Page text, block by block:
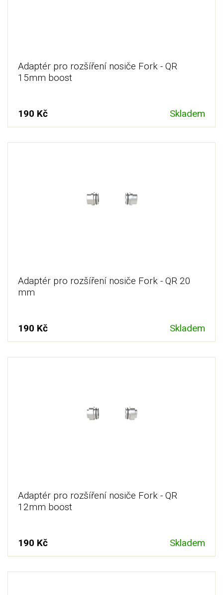
Adaptér pro rozšíření nosiče Fork - QR
15mm boost
190 Kč Skladem
Adaptér pro rozšíření nosiče Fork - QR 20
mm
190 Kč Skladem
Adaptér pro rozšíření nosiče Fork - QR
12mm boost
190 Kč Skladem